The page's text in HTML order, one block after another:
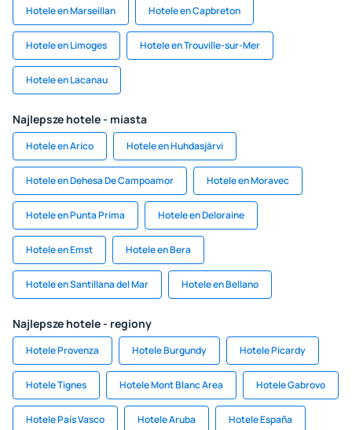
Hotele en Marseillan Hotele en Capbreton
Hotele en Limoges Hotele en Trouville-sur-Mer
Hotele en Lacanau
Najlepsze hotele - miasta
Hotele en Arico Hotele en Huhdasjärvi
Hotele en Dehesa De Campoamor Hotele en Moravec
Hotele en Punta Prima Hotele en Deloraine
Hotele en Emst Hotele en Bera
Hotele en Santillana del Mar Hotele en Bellano
Najlepsze hotele - regiony
Hotele Provenza Hotele Burgundy Hotele Picardy
Hotele Tignes Hotele Mont Blanc Area Hotele Gabrovo
Hotele País Vasco Hotele Aruba Hotele España